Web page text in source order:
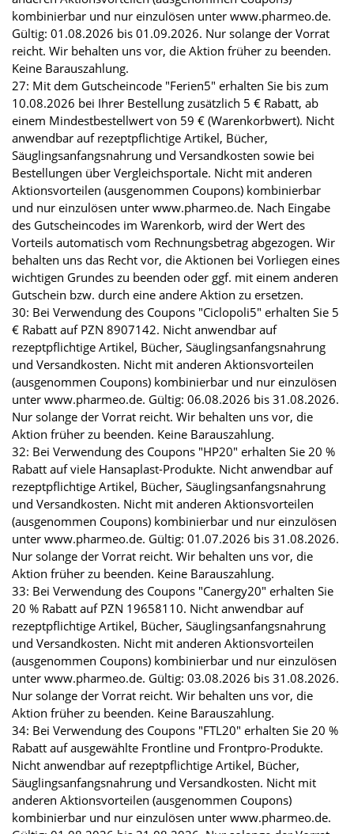
kombinierbar und nur einzulösen unter www.pharmeo.de.
Gültig: 01.08.2026 bis 01.09.2026. Nur solange der Vorrat
reicht. Wir behalten uns vor, die Aktion früher zu beenden.
Keine Barauszahlung.
27: Mit dem Gutscheincode "Ferien5" erhalten Sie bis zum
10.08.2026 bei Ihrer Bestellung zusätzlich 5 € Rabatt, ab
einem Mindestbestellwert von 59 € (Warenkorbwert). Nicht
anwendbar auf rezeptpflichtige Artikel, Bücher,
Säuglingsanfangsnahrung und Versandkosten sowie bei
Bestellungen über Vergleichsportale. Nicht mit anderen
Aktionsvorteilen (ausgenommen Coupons) kombinierbar
und nur einzulösen unter www.pharmeo.de. Nach Eingabe
des Gutscheincodes im Warenkorb, wird der Wert des
Vorteils automatisch vom Rechnungsbetrag abgezogen. Wir
behalten uns das Recht vor, die Aktionen bei Vorliegen eines
wichtigen Grundes zu beenden oder ggf. mit einem anderen
Gutschein bzw. durch eine andere Aktion zu ersetzen.
30: Bei Verwendung des Coupons "Ciclopoli5" erhalten Sie 5
€ Rabatt auf PZN 8907142. Nicht anwendbar auf
rezeptpflichtige Artikel, Bücher, Säuglingsanfangsnahrung
und Versandkosten. Nicht mit anderen Aktionsvorteilen
(ausgenommen Coupons) kombinierbar und nur einzulösen
unter www.pharmeo.de. Gültig: 06.08.2026 bis 31.08.2026.
Nur solange der Vorrat reicht. Wir behalten uns vor, die
Aktion früher zu beenden. Keine Barauszahlung.
32: Bei Verwendung des Coupons "HP20" erhalten Sie 20 %
Rabatt auf viele Hansaplast-Produkte. Nicht anwendbar auf
rezeptpflichtige Artikel, Bücher, Säuglingsanfangsnahrung
und Versandkosten. Nicht mit anderen Aktionsvorteilen
(ausgenommen Coupons) kombinierbar und nur einzulösen
unter www.pharmeo.de. Gültig: 01.07.2026 bis 31.08.2026.
Nur solange der Vorrat reicht. Wir behalten uns vor, die
Aktion früher zu beenden. Keine Barauszahlung.
33: Bei Verwendung des Coupons "Canergy20" erhalten Sie
20 % Rabatt auf PZN 19658110. Nicht anwendbar auf
rezeptpflichtige Artikel, Bücher, Säuglingsanfangsnahrung
und Versandkosten. Nicht mit anderen Aktionsvorteilen
(ausgenommen Coupons) kombinierbar und nur einzulösen
unter www.pharmeo.de. Gültig: 03.08.2026 bis 31.08.2026.
Nur solange der Vorrat reicht. Wir behalten uns vor, die
Aktion früher zu beenden. Keine Barauszahlung.
34: Bei Verwendung des Coupons "FTL20" erhalten Sie 20 %
Rabatt auf ausgewählte Frontline und Frontpro-Produkte.
Nicht anwendbar auf rezeptpflichtige Artikel, Bücher,
Säuglingsanfangsnahrung und Versandkosten. Nicht mit
anderen Aktionsvorteilen (ausgenommen Coupons)
kombinierbar und nur einzulösen unter www.pharmeo.de.